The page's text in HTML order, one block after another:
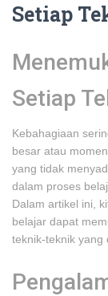
Setiap
Setiap
Kebahagiaan
besar atau
yang tidak
dalam proses
Dalam artikel ini,
belajar dapat
teknik-teknik yang